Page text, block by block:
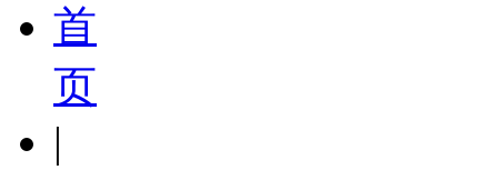
首
页
|